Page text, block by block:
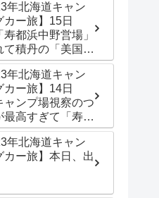
年北海道キャン
カー旅】15日
寿都浜中野営場」
て積丹の「美国漁
緑地広場」でター
トを立てる
年北海道キャン
カー旅】14日
ャンプ場視察のつ
最高すぎて「寿都
営場」滞在するこ
年北海道キャン
カー旅】本日、出